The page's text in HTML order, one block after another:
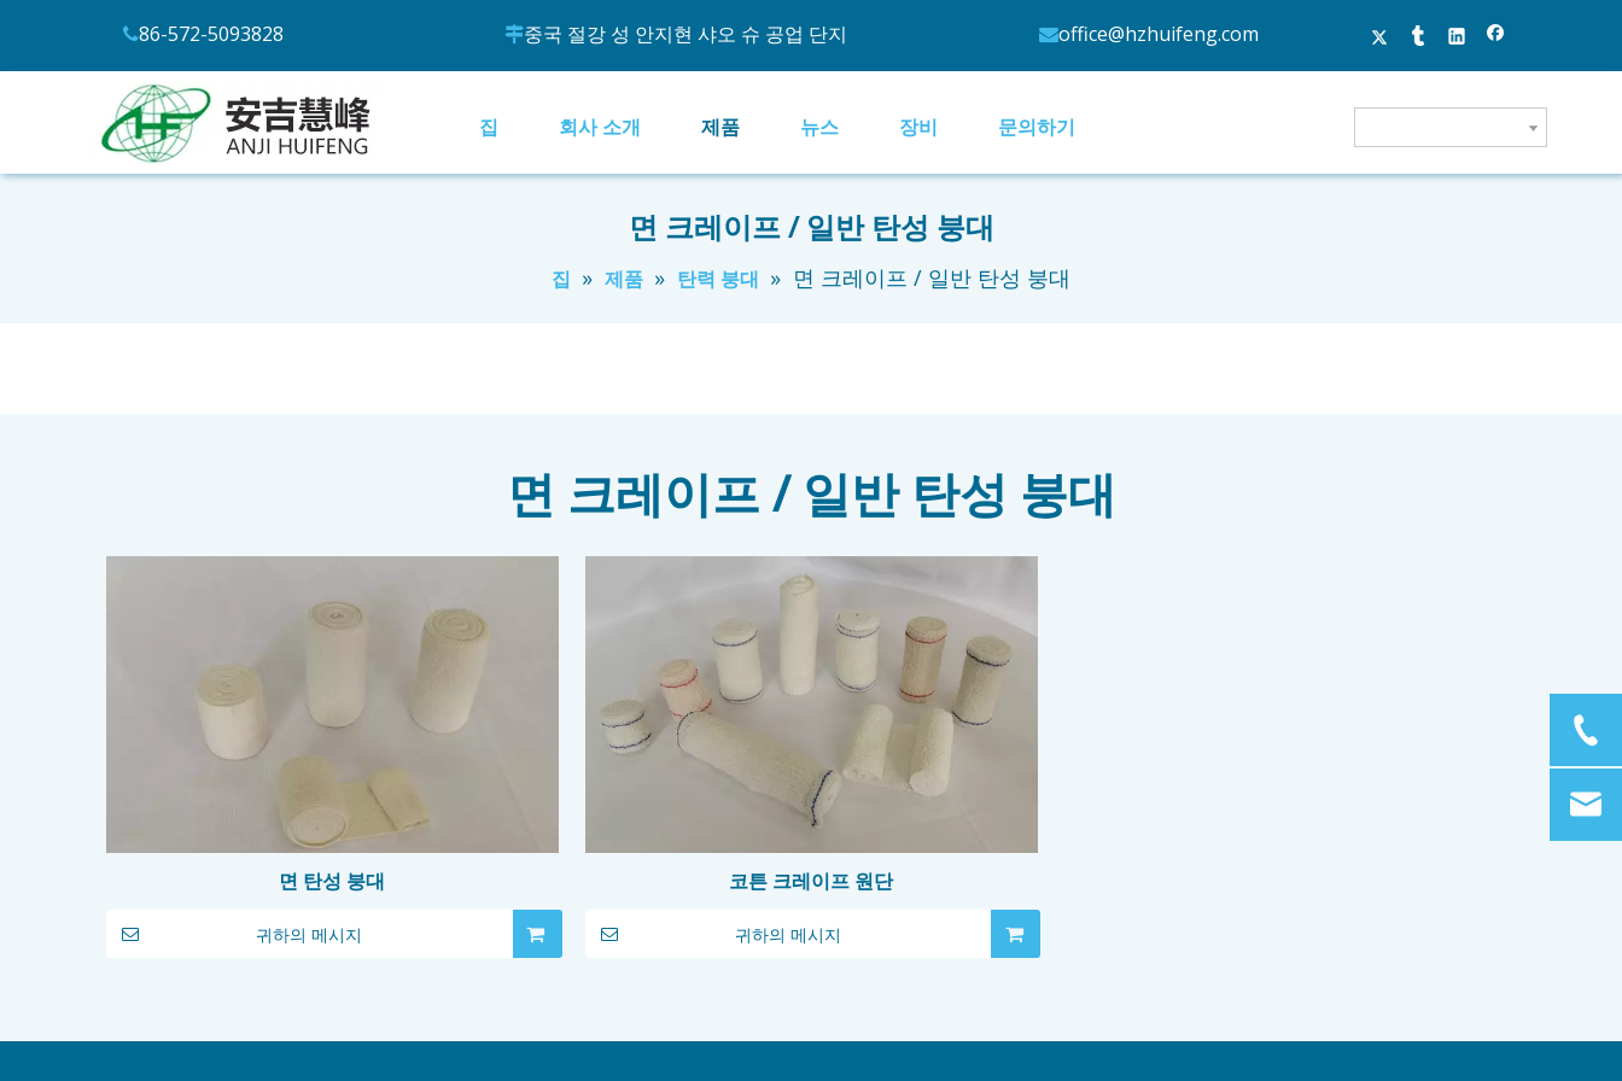
86-572-5093828 중국 절강 성 안지현 샤오 슈 공업 단지 office@hzhuifeng.com
집 회사 소개 제품 뉴스 장비 문의하기
면 크레이프 / 일반 탄성 붕대
집 » 제품 » 탄력 붕대 » 면 크레이프 / 일반 탄성 붕대
면 크레이프 / 일반 탄성 붕대
면 탄성 붕대
귀하의 메시지
코튼 크레이프 원단
귀하의 메시지